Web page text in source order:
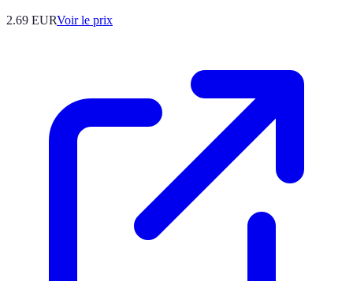
2.69 EURVoir le prix